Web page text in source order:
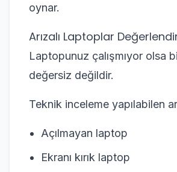
oynar.
Arızalı Laptoplar
Laptopunuz çalışmıyor olsa
değersiz değildir.
Teknik inceleme yapılabilen
Açılmayan laptop
Ekranı kırık laptop